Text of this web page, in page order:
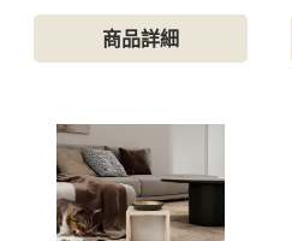
商品詳細